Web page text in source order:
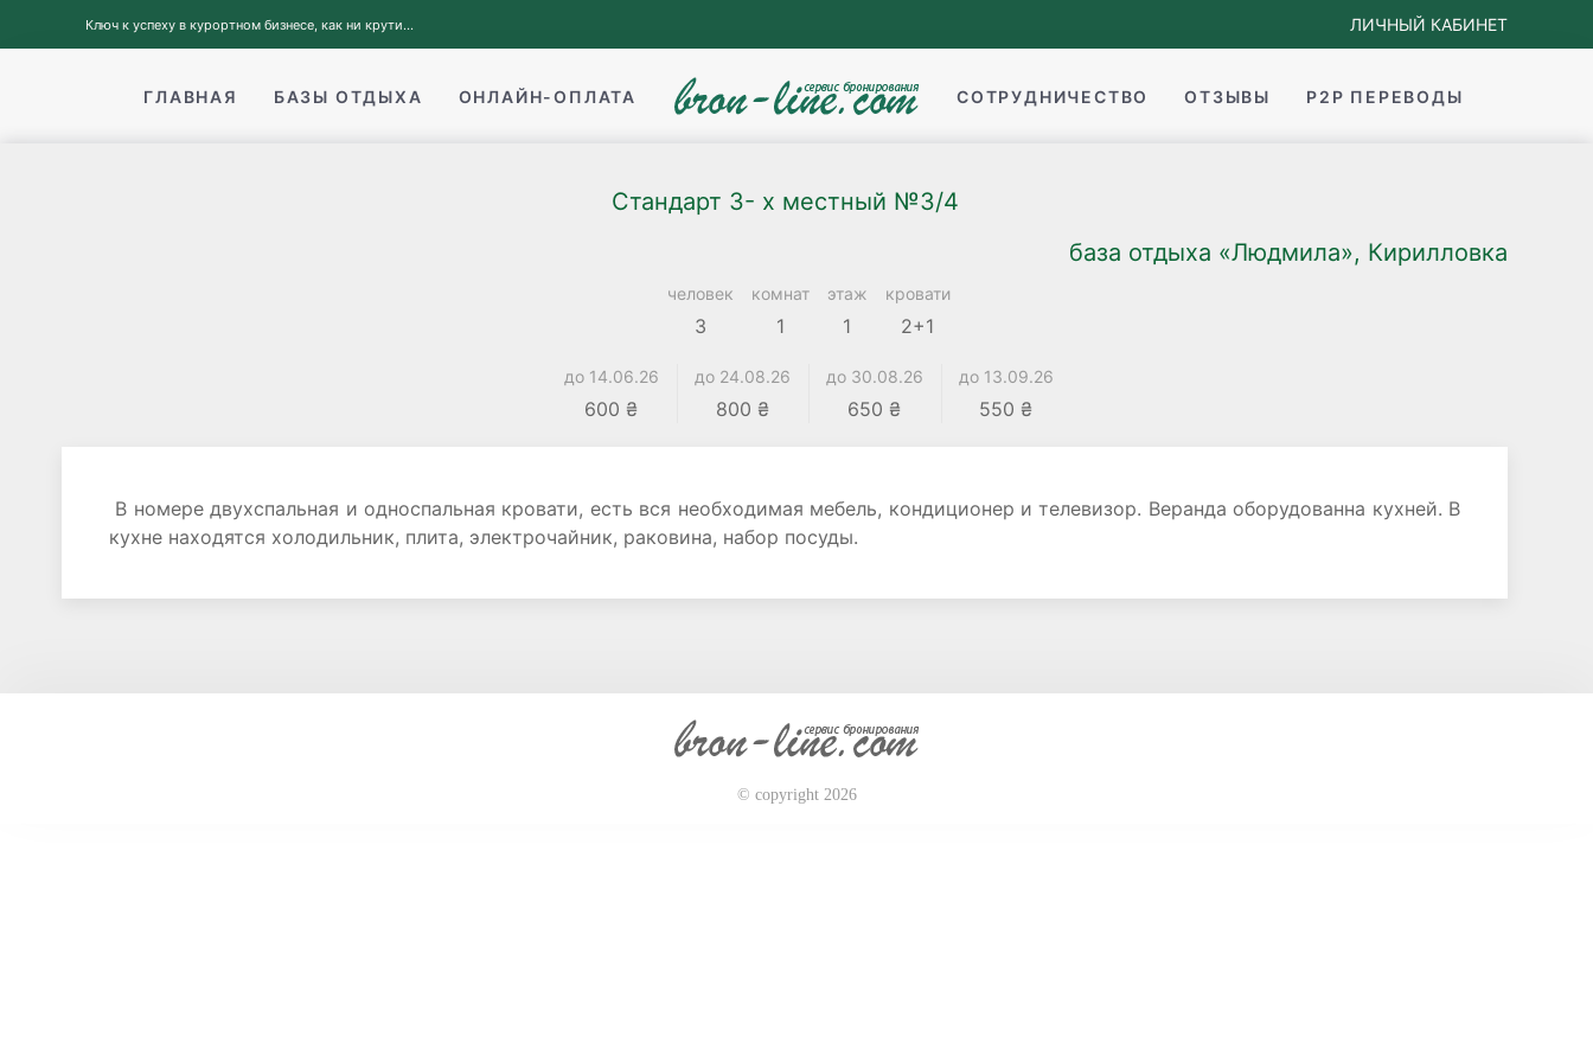
Ключ к успеху в курортном бизнесе, как ни крути... ЛИЧНЫЙ КАБИНЕТ
ГЛАВНАЯ БАЗЫ ОТДЫХА ОНЛАЙН-ОПЛАТА СОТРУДНИЧЕСТВО ОТЗЫВЫ P2P ПЕРЕВОДЫ
Стандарт 3- х местный №3/4
база отдыха «Людмила», Кирилловка
человек
3
комнат
1
этаж
1
кровати
2+1
до 14.06.26
600 ₴
до 24.08.26
800 ₴
до 30.08.26
650 ₴
до 13.09.26
550 ₴
В номере двухспальная и односпальная кровати, есть вся необходимая мебель, кондиционер и телевизор. Веранда оборудованна кухней. В
кухне находятся холодильник, плита, электрочайник, раковина, набор посуды.
© copyright 2026